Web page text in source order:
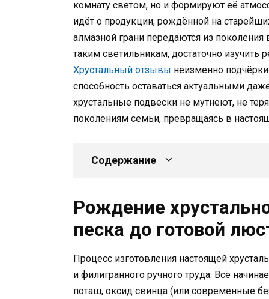
комнату светом, но и формируют её
идёт о продукции, рождённой на
алмазной грани передаются из
таким светильникам, достаточно
Хрустальный отзывы неизменно
способность оставаться актуальными
хрустальные подвески не мутнеют, не
поколениям семьи, превращаясь в
Содержание
Рождение
песка до готовой
Процесс изготовления настоящей
и филигранного ручного труда. Всё
поташ, оксид свинца (или современные